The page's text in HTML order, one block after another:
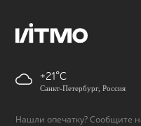
+21
Санкт-Петербург, Россия
Нашли опечатку? Сообщите